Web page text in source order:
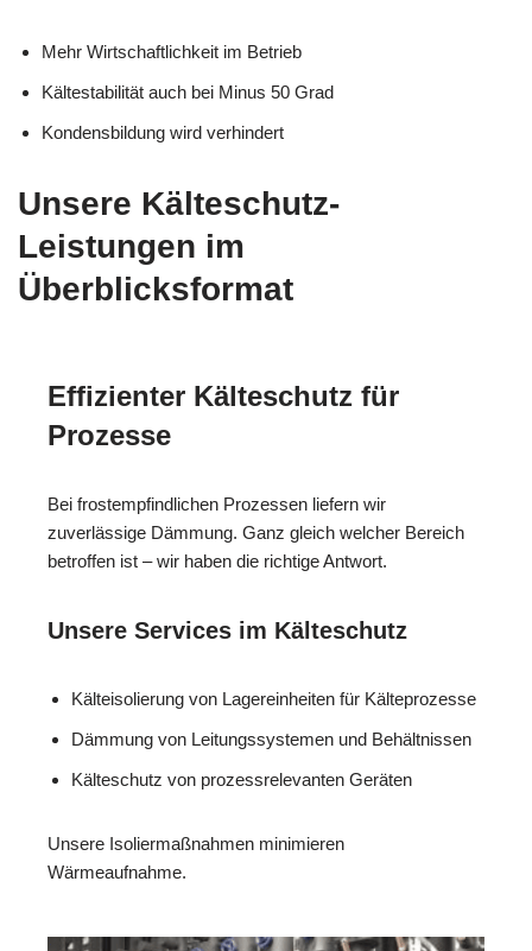
Mehr Wirtschaftlichkeit im Betrieb
Kältestabilität auch bei Minus 50 Grad
Kondensbildung wird verhindert
Unsere Kälteschutz-
Leistungen im
Überblicksformat
Effizienter Kälteschutz für
Prozesse
Bei frostempfindlichen Prozessen liefern wir
zuverlässige Dämmung. Ganz gleich welcher Bereich
betroffen ist – wir haben die richtige Antwort.
Unsere Services im Kälteschutz
Kälteisolierung von Lagereinheiten für Kälteprozesse
Dämmung von Leitungssystemen und Behältnissen
Kälteschutz von prozessrelevanten Geräten
Unsere Isoliermaßnahmen minimieren
Wärmeaufnahme.